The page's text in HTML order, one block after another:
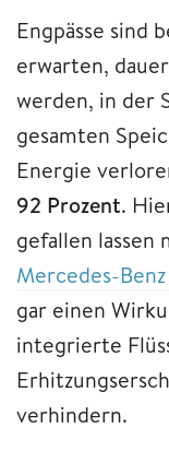
Engpässe sind
erwarten,
werden, in der
gesamten
Energie
92 Prozent.
gefallen lassen
Mercedes-
gar einen
integrierte
verhindern.